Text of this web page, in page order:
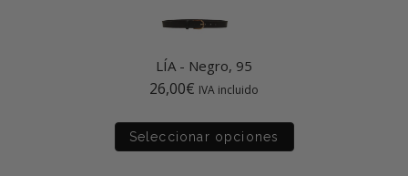
LÍA - Negro, 95
26,00€ IVA incluido
Seleccionar opciones